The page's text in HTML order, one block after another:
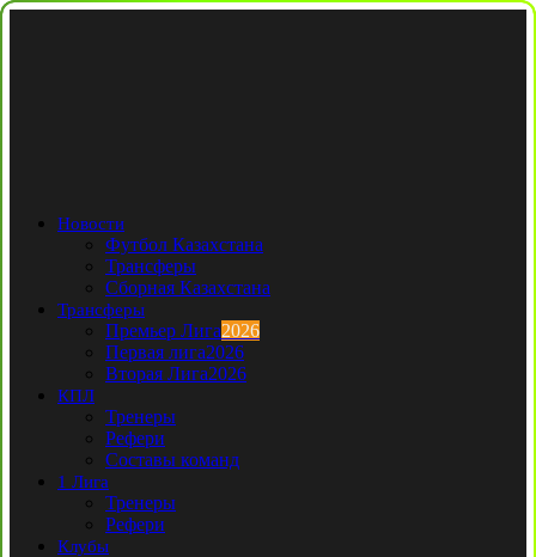
Новости
Футбол Казахстана
Трансферы
Сборная Казахстана
Трансферы
Премьер Лига2026
Первая лига2026
Вторая Лига2026
КПЛ
Тренеры
Рефери
Составы команд
1 Лига
Тренеры
Рефери
Клубы